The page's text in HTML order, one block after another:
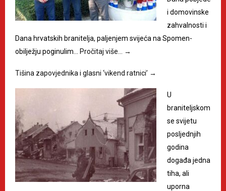
i domovinske
zahvalnosti i
Dana hrvatskih branitelja, paljenjem svijeća na Spomen-
obilježju poginulim… Pročitaj više… →
Tišina zapovjednika i glasni ‘vikend ratnici’ →
U
braniteljskom
se svijetu
posljednjih
godina
događa jedna
tiha, ali
uporna